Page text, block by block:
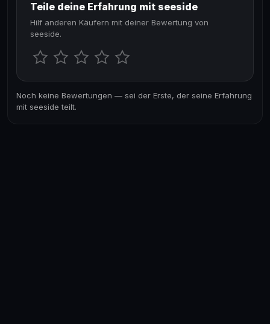
Teile deine Erfahrung mit seeside
Hilf anderen Käufern mit deiner Bewertung von
seeside.
Noch keine Bewertungen — sei der Erste, der seine Erfahrung
mit seeside teilt.